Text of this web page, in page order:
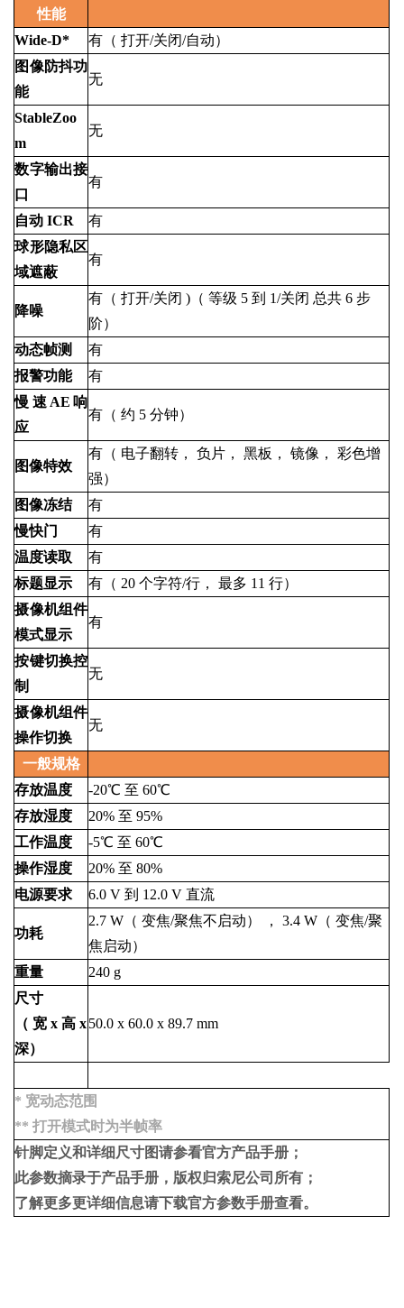
性能
Wide-D*
有（ 打开/关闭/自动）
图像防抖功
能
无
StableZoo
m
无
数字输出接
口
有
自动 ICR
有
球形隐私区
域遮蔽
有
降噪
有（ 打开/关闭 )（ 等级 5 到 1/关闭 总共 6 步
阶）
动态帧测
有
报警功能
有
慢速AE响
应
有（ 约 5 分钟）
图像特效
有（ 电子翻转， 负片， 黑板， 镜像，
彩色增
强）
图像冻结
有
慢快门
有
温度读取
有
标题显示
有（ 20 个字符/行， 最多 11 行）
摄像机组件
模式显示
有
按键切换控
制
无
摄像机组件
操作切换
无
一般规格
存放温度
-20℃ 至 60℃
存放湿度
20% 至 95%
工作温度
-5℃ 至 60℃
操作湿度
20% 至 80%
电源要求
6.0 V 到 12.0 V 直流
功耗
2.7 W（ 变焦/聚焦不启动） ， 3.4 W（ 变焦/聚
焦启动）
重量
240 g
尺寸
（ 宽 x 高 x
深）
50.0 x 60.0 x 89.7 mm
* 宽动态范围
** 打开模式时为半帧率
针脚定义和详细尺寸图请参看官方产品手册；
此参数摘录于产品手册，版权归索尼公司所有；
了解更多更详细信息请下载官方参数手册查看。